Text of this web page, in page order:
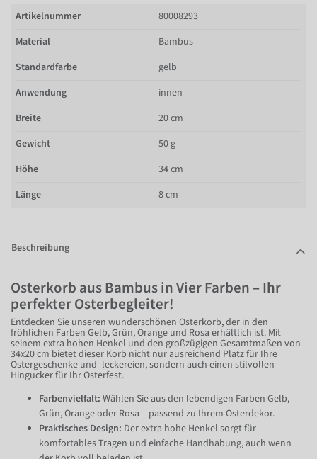
Artikelnummer
80008293
Material
Bambus
Standardfarbe
gelb
Anwendung
innen
Breite
20 cm
Gewicht
50 g
Höhe
34 cm
Länge
8 cm
Beschreibung
Osterkorb aus Bambus in Vier Farben – Ihr
perfekter Osterbegleiter!
Entdecken Sie unseren wunderschönen Osterkorb, der in den
fröhlichen Farben Gelb, Grün, Orange und Rosa erhältlich ist. Mit
seinem extra hohen Henkel und den großzügigen Gesamtmaßen von
34x20 cm bietet dieser Korb nicht nur ausreichend Platz für Ihre
Ostergeschenke und -leckereien, sondern auch einen stilvollen
Hingucker für Ihr Osterfest.
Farbenvielfalt: Wählen Sie aus den lebendigen Farben Gelb,
Grün, Orange oder Rosa – passend zu Ihrem Osterdekor.
Praktisches Design: Der extra hohe Henkel sorgt für
komfortables Tragen und einfache Handhabung, auch wenn